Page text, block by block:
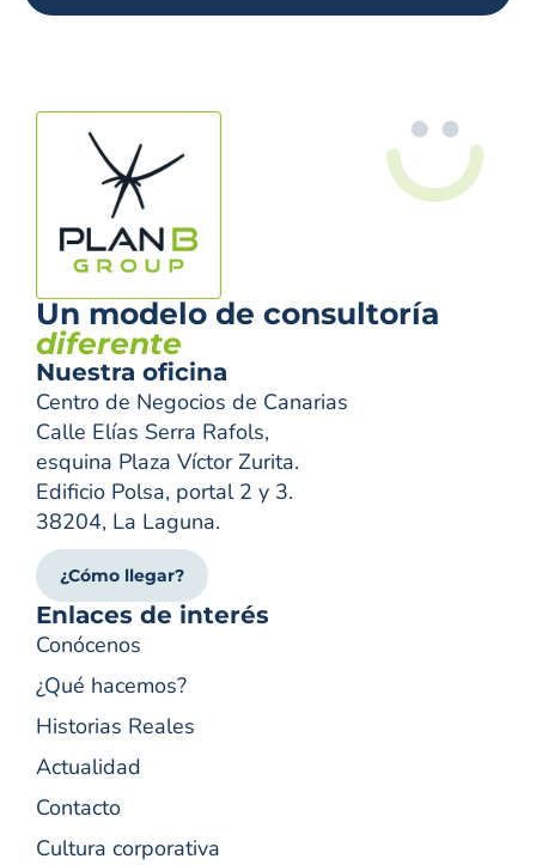
Un modelo de consultoría
diferente
Nuestra oficina
Centro de Negocios de Canarias
Calle Elías Serra Rafols,
esquina Plaza Víctor Zurita.
Edificio Polsa, portal 2 y 3.
38204, La Laguna.
¿Cómo llegar?
Enlaces de interés
Conócenos
¿Qué hacemos?
Historias Reales
Actualidad
Contacto
Cultura corporativa